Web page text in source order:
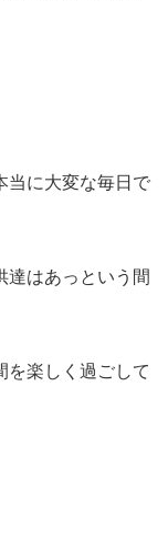
当に大変な毎日で
達はあっという間
を楽しく過ごして